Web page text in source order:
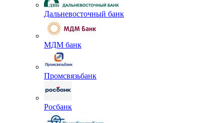
Дальневосточный банк
МДМ банк
Промсвязьбанк
Росбанк